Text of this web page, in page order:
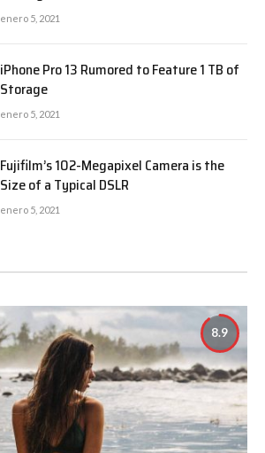
enero 5, 2021
iPhone Pro 13 Rumored to Feature 1 TB of
Storage
enero 5, 2021
Fujifilm’s 102-Megapixel Camera is the
Size of a Typical DSLR
enero 5, 2021
8.9